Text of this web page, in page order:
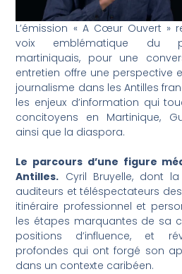
L’émission « A Cœur Ouvert »
voix emblématique du
martiniquais, pour une
entretien offre une perspective
journalisme dans les Antilles
les enjeux d’information qui
concitoyens en Martinique,
ainsi que la diaspora.
Le parcours d’une figure
Antilles. Cyril Bruyelle, dont
auditeurs et téléspectateurs
itinéraire professionnel et
les étapes marquantes de sa
positions d’influence, et
profondes qui ont forgé son
dans un contexte caribéen.